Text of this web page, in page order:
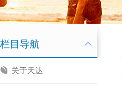
栏目导航
关于天达